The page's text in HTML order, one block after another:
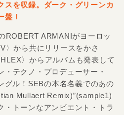
スを収録。ダーク・グリーンカ
盤！
ROBERT ARMANIがヨーロッ
〉から共にリリースをかさ
〉からアルバムも発表して
・テクノ・プロデューサー・
グル！SEBの本名名義でのあの
Mullaert Remix)”(sample1)
・トーンなアンビエント・トラ